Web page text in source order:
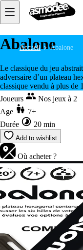
Accueil Abalone
Abalone
Le classique du jeu
adversaire d’un plateau
classique vendu à plus de
Joueurs
Nos jeux à 2
Age
7+
Durée
20 min
Add to wishlist
Où acheter ?